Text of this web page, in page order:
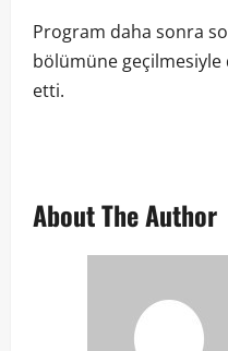
Program daha sonra
bölümüne geçilmesiyle
etti.
About The Author